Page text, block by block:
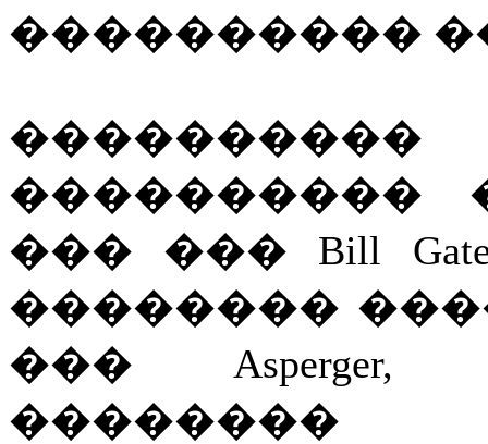
����������
����������
��� ��� Bill
��������
���
��������